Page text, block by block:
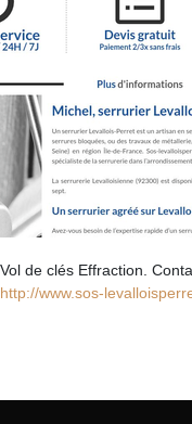
de clés Effraction.
http://www.sos-